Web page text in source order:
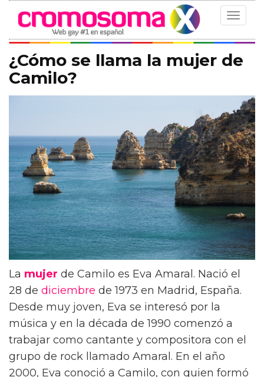
Toggle
¿Cómo se llama la mujer de
Camilo?
La mujer de Camilo es Eva Amaral. Nació el
28 de diciembre de 1973 en Madrid, España.
Desde muy joven, Eva se interesó por la
música y en la década de 1990 comenzó a
trabajar como cantante y compositora con el
grupo de rock llamado Amaral. En el año
2000, Eva conoció a Camilo, con quien formó